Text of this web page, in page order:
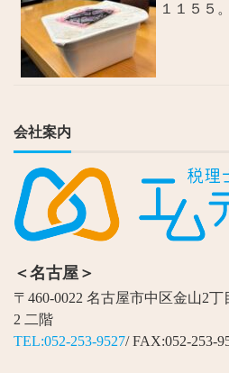
１１５５。
会社案内
＜名古屋＞
〒460-0022 名古屋市中区金山2
2 二階
TEL:052-253-9527/ FAX:052-253-